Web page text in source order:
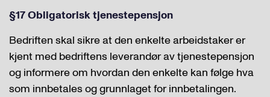
§17Obligatorisk tjenestepensjon
Bedriften skal sikre at den enkelte arbeidstaker er
kjent med bedriftens leverandør av tjenestepensjon
og informere om hvordan den enkelte kan følge hva
som innbetales og grunnlaget for innbetalingen.